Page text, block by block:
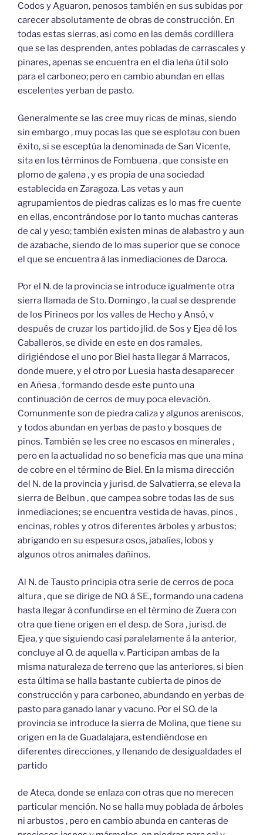
Codos y Aguaron, penosos también en sus subidas por
carecer absolutamente de obras de construcción. En
todas estas sierras, asi como en las demás cordillera
que se las desprenden, antes pobladas de carrascales y
pinares, apenas se encuentra en el dia leña útil solo
para el carboneo; pero en cambio abundan en ellas
escelentes yerban de pasto.
Generalmente se las cree muy ricas de minas, siendo
sin embargo , muy pocas las que se esplotau con buen
éxito, si se esceptúa la denominada de San Vicente,
sita en los términos de Fombuena , que consiste en
plomo de galena , y es propia de una sociedad
establecida en Zaragoza. Las vetas y aun
agrupamientos de piedras calizas es lo mas fre cuente
en ellas, encontrándose por lo tanto muchas canteras
de cal y yeso; también existen minas de alabastro y aun
de azabache, siendo de lo mas superior que se conoce
el que se encuentra á las inmediaciones de Daroca.
Por el N. de la provincia se introduce igualmente otra
sierra llamada de Sto. Domingo , la cual se desprende
de los Pirineos por los valles de Hecho y Ansó, v
después de cruzar los partido jlid. de Sos y Ejea dé los
Caballeros, se divide en este en dos ramales,
dirigiéndose el uno por Biel hasta llegar á Marracos,
donde muere, y el otro por Luesia hasta desaparecer
en Añesa , formando desde este punto una
continuación de cerros de muy poca elevación.
Comunmente son de piedra caliza y algunos areniscos,
y todos abundan en yerbas de pasto y bosques de
pinos. También se les cree no escasos en minerales ,
pero en la actualidad no so beneficia mas que una mina
de cobre en el término de Biel. En la misma dirección
del N. de la provincia y jurisd. de Salvatierra, se eleva la
sierra de Belbun , que campea sobre todas las de sus
inmediaciones; se encuentra vestida de havas, pinos ,
encinas, robles y otros diferentes árboles y arbustos;
abrigando en su espesura osos, jabalíes, lobos y
algunos otros animales dañinos.
Al N. de Tausto principia otra serie de cerros de poca
altura , que se dirige de NO. á SE., formando una cadena
hasta llegar á confundirse en el término de Zuera con
otra que tiene origen en el desp. de Sora , jurisd. de
Ejea, y que siguiendo casi paralelamente á la anterior,
concluye al O. de aquella v. Participan ambas de la
misma naturaleza de terreno que las anteriores, si bien
esta última se halla bastante cubierta de pinos de
construcción y para carboneo, abundando en yerbas de
pasto para ganado lanar y vacuno. Por el SO. de la
provincia se introduce la sierra de Molina, que tiene su
origen en la de Guadalajara, estendiéndose en
diferentes direcciones, y llenando de desigualdades el
partido
de Ateca, donde se enlaza con otras que no merecen
particular mención. No se halla muy poblada de árboles
ni arbustos , pero en cambio abunda en canteras de